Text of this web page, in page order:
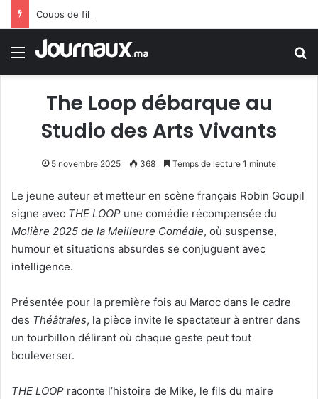
Menu
The Loop débarque au
Studio des Arts Vivants
5 novembre 2025 368 Temps de lecture 1 minute
Le jeune auteur et metteur en scène français Robin Goupil
signe avec THE LOOP une comédie récompensée du
Molière 2025 de la Meilleure Comédie, où suspense,
humour et situations absurdes se conjuguent avec
intelligence.
Présentée pour la première fois au Maroc dans le cadre
des Théâtrales, la pièce invite le spectateur à entrer dans
un tourbillon délirant où chaque geste peut tout
bouleverser.
THE LOOP raconte l’histoire de Mike, le fils du maire